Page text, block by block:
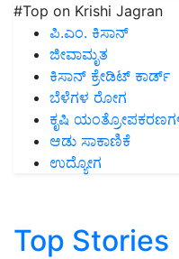
#Top on Krishi Jagran
ಪಿ.ಎಂ. ಕಿಸಾನ್
ಜೀವಾಮೃತ
ಕಿಸಾನ್ ಕ್ರೇಡಿಟ್ ಕಾರ್ಡ್
ಬೆಳೆಗಳ ರೋಗ
ಕೃಷಿ
ಆಡು ಸಾಕಾಣಿಕೆ
ಉದ್ಯೋಗ
Top Stories